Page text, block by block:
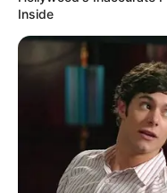
Eltemették Bencét,
Inside